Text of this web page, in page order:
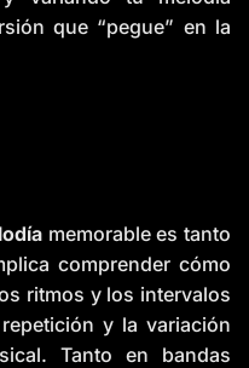
que “pegue” en la
memorable es tanto
comprender cómo
ritmos y los intervalos
y la variación
Tanto en bandas